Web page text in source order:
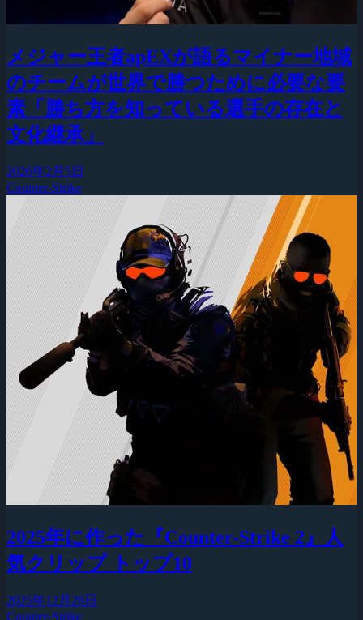
メジャー王者apEXが語るマイナー地域
のチームが世界で勝つために必要な要
素「勝ち方を知っている選手の存在と
文化継承」
2026年2月5日
Counter-Strike
2025年に作った『Counter-Strike 2』人
気クリップ トップ10
2025年12月28日
Counter-Strike